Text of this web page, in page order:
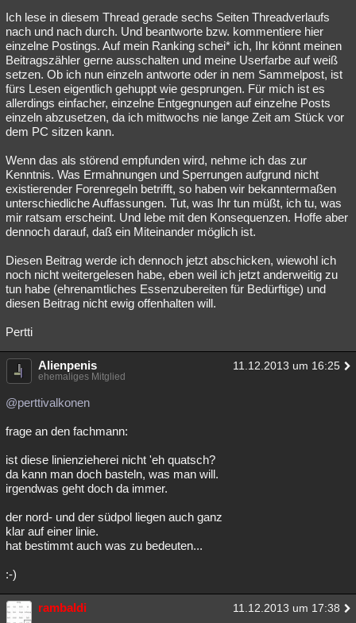
Ich lese in diesem Thread gerade sechs Seiten Threadverlaufs
nach und nach durch. Und beantworte bzw. kommentiere hier
einzelne Postings. Auf mein Ranking schei* ich, Ihr könnt meinen
Beitragszähler gerne ausschalten und meine Userfarbe auf weiß
setzen. Ob ich nun einzeln antworte oder in nem Sammelpost, ist
fürs Lesen eigentlich gehuppt wie gesprungen. Für mich ist es
allerdings einfacher, einzelne Entgegnungen auf einzelne Posts
einzeln abzusetzen, da ich mittwochs nie lange Zeit am Stück vor
dem PC sitzen kann.
Wenn das als störend empfunden wird, nehme ich das zur
Kenntnis. Was Ermahnungen und Sperrungen aufgrund nicht
existierender Forenregeln betrifft, so haben wir bekanntermaßen
unterschiedliche Auffassungen. Tut, was Ihr tun müßt, ich tu, was
mir ratsam erscheint. Und lebe mit den Konsequenzen. Hoffe aber
dennoch darauf, daß ein Miteinander möglich ist.
Diesen Beitrag werde ich dennoch jetzt abschicken, wiewohl ich
noch nicht weitergelesen habe, eben weil ich jetzt anderweitig zu
tun habe (ehrenamtliches Essenzubereiten für Bedürftige) und
diesen Beitrag nicht ewig offenhalten will.
Pertti
Alienpenis 11.12.2013 um 16:25
ehemaliges Mitglied
@perttivalkonen
frage an den fachmann:
ist diese linienzieherei nicht 'eh quatsch?
da kann man doch basteln, was man will.
irgendwas geht doch da immer.
der nord- und der südpol liegen auch ganz
klar auf einer linie.
hat bestimmt auch was zu bedeuten...
:-)
rambaldi 11.12.2013 um 17:38